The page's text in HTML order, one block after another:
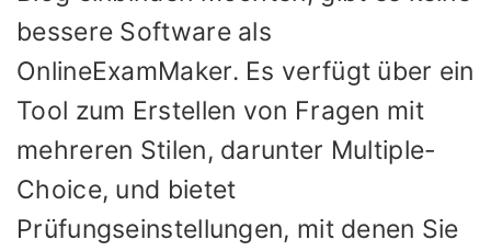
bessere Software als
OnlineExamMaker. Es verfügt über ein
Tool zum Erstellen von Fragen mit
mehreren Stilen, darunter Multiple-
Choice, und bietet
Prüfungseinstellungen, mit denen Sie